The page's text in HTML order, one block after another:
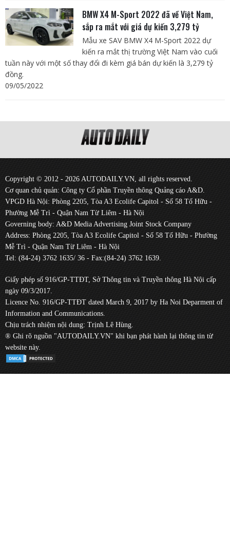
BMW X4 M-Sport 2022 đã về Việt Nam,
sắp ra mắt với giá dự kiến 3,279 tỷ
Mẫu xe SAV BMW X4 M-Sport 2022 dự
kiến ra mắt thị trường Việt Nam vào cuối
tuần này với một số thay đổi đi kèm giá bán dự kiến là 3,279 tỷ
đồng.
09/05/2022
Copyright © 2012 - 2026 AUTODAILY.VN, all rights reserved.
Cơ quan chủ quản: Công ty Cổ phần Truyền thông Quảng cáo A&D.
VPGD Hà Nội: Phòng 2205, Tòa A3 Ecolife Capitol - Số 58 Tố Hữu -
Phường Mễ Trì - Quận Nam Từ Liêm - Hà Nội
Governing body: A&D Media Advertising Joint Stock Company
Address: Phòng 2205, Tòa A3 Ecolife Capitol - Số 58 Tố Hữu - Phường
Mễ Trì - Quận Nam Từ Liêm - Hà Nội
Tel: (84-24) 3762 1635/ 36 - Fax:(84-24) 3762 1639.
Giấy phép số 916/GP-TTĐT, Sở Thông tin và Truyền thông Hà Nội cấp
ngày 09/3/2017.
Licence No. 916/GP-TTĐT dated March 9, 2017 by Ha Noi Deparment of
Information and Communications.
Chịu trách nhiệm nội dung: Trịnh Lê Hùng.
® Ghi rõ nguồn "AUTODAILY.VN" khi bạn phát hành lại thông tin từ
website này.